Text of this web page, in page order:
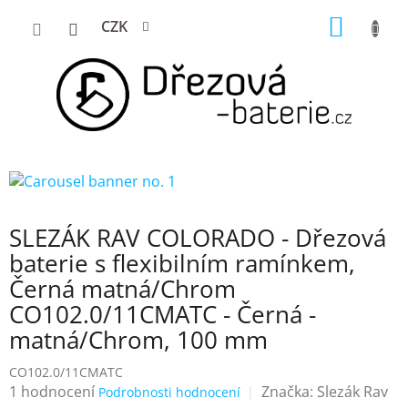
CZK
SLEZÁK RAV COLORADO - Dřezová
baterie s flexibilním ramínkem,
Černá matná/Chrom
CO102.0/11CMATC - Černá -
matná/Chrom, 100 mm
CO102.0/11CMATC
Průměrné
1 hodnocení Podrobnosti hodnocení Značka: Slezák Rav